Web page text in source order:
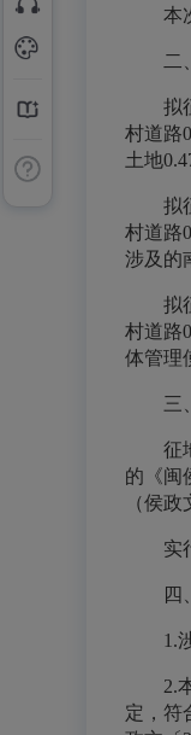
本
二
拟
村道路
土地
拟
村道路
涉及的
拟
村道路
体管理
三
征
的《闽
（侯政
实
四
1.
2.
定，符